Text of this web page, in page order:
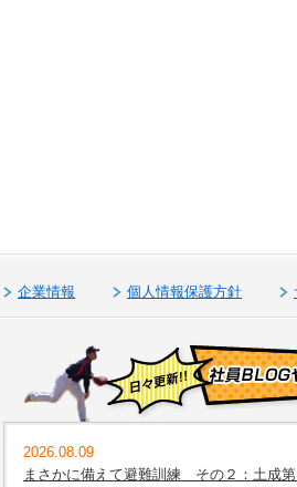
企業情報 個人情報保護方針
2026.08.09
まさかに備えて避難訓練 その２：土成